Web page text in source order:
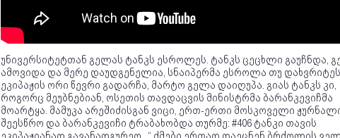
უნივერსიტეტთან გელას ტანკს ესროლეს. ტანკს ცეცხლი გაუჩნდა,
ამოვიდა და მერე დაუდგენელია, სნაიპერმა ესროლა თუ
ეკიპაჟის ორი წევრი გადარჩა, მარტო გელა დაიღუპა. გიას ტანკს კი,
როგორც მეუბნებიან, ოსეთის თავდაცვის მინისტრმა ბარანკევიჩმა
მოარტყა. მამუკა არეშიძისგან ვიცი, ერთ-ერთი მოსკოველი
შეესწრო და ბარანკევიჩი ტრაბახობდა თურმე: #406 ტანკი თავის